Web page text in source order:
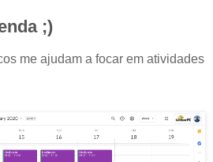
;)
me ajudam a focar em atividades